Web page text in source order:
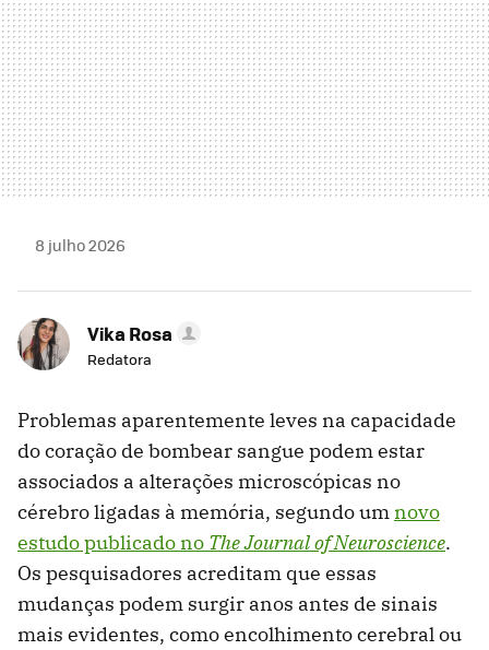
8 julho 2026
Vika Rosa
Redatora
Problemas aparentemente leves na capacidade
do coração de bombear sangue podem estar
associados a alterações microscópicas no
cérebro ligadas à memória, segundo umnovo
estudo publicado no The Journal of Neuroscience.
Os pesquisadores acreditam que essas
mudanças podem surgir anos antes de sinais
mais evidentes, como encolhimento cerebral ou